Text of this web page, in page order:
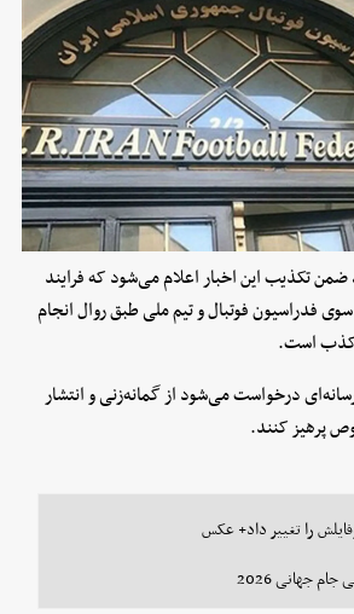
حضور در جام جهانی ۲۰۲۶، ضمن تکذیب این اخبار اعلام می‌شود که فرایند
سوی فدراسیون فوتبال و تیم ملی طبق روال انجام
کذب است.
درخواست می‌شود از گمانه‌زنی و انتشار
پرهیز کنند.
را تغییر داد+ عکس
جهانی 2026